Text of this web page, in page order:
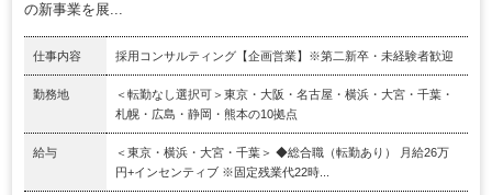
の新事業を展...
仕事内容 採用コンサルティング【企画営業】※第二新卒・未経験者歓迎
勤務地
＜転勤なし選択可＞東京・大阪・名古屋・横浜・大宮・千葉・
札幌・広島・静岡・熊本の10拠点
給与
＜東京・横浜・大宮・千葉＞ ◆総合職（転勤あり） 月給26万
円+インセンティブ ※固定残業代22時...